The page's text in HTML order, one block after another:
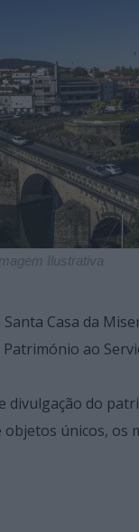
Ilustrativa
Casa da
ao
do
únicos, os